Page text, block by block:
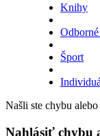
Knihy
Šport
Našli ste chybu
Nahlásiť chybu